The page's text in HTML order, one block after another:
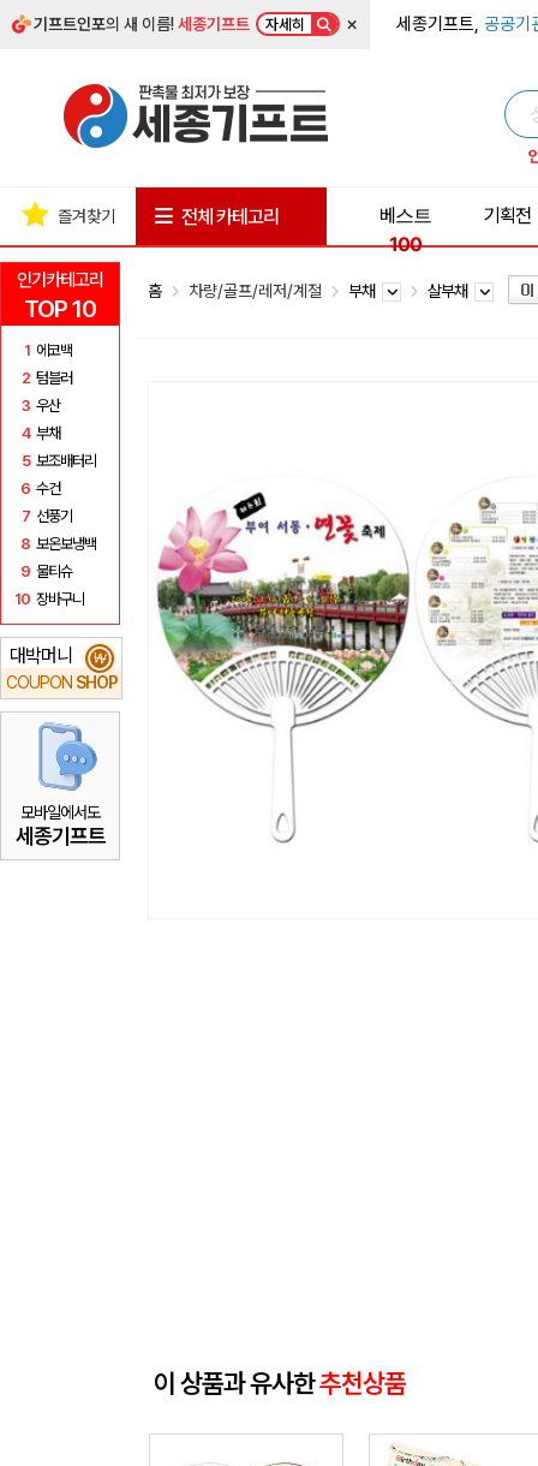
기프트인포의 새 이름!세종기프트 자세히 × 세종기프트, 공공기
인기카테고리
TOP 10
1 에코백
2 텀블러
3 우산
4 부채
5 보조배터리
6 수건
7 선풍기
8 보온보냉백
9 물티슈
10 장바구니
대박머니
COUPON SHOP
₩
모바일에서도
세종기프트
즐겨찾기 전체 카테고리
베스트
100
기획전
홈 차량/골프/레저/계절 부채 살부채
이 상품과 유사한추천상품